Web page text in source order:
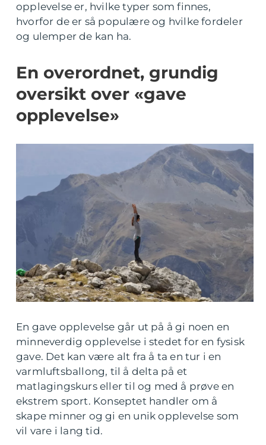
opplevelse er, hvilke typer som finnes,
hvorfor de er så populære og hvilke fordeler
og ulemper de kan ha.
En overordnet, grundig
oversikt over «gave
opplevelse»
En gave opplevelse går ut på å gi noen en
minneverdig opplevelse i stedet for en fysisk
gave. Det kan være alt fra å ta en tur i en
varmluftsballong, til å delta på et
matlagingskurs eller til og med å prøve en
ekstrem sport. Konseptet handler om å
skape minner og gi en unik opplevelse som
vil vare i lang tid.